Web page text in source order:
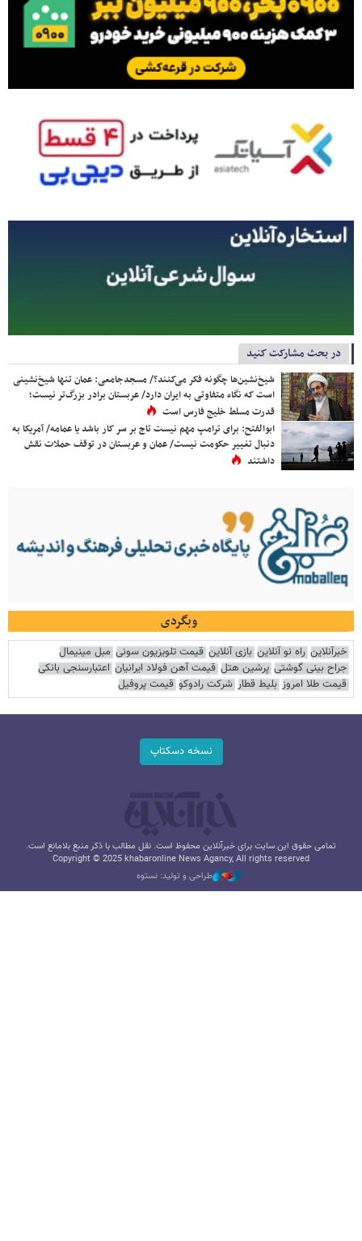
در بحث مشارکت کنید
شیخ‌نشین‌ها چگونه فکر می‌کنند؟/ مسجدجامعی: عمان تنها شیخ‌نشینی
است که نگاه متفاوتی به ایران دارد/ عربستان برادر بزرگ‌تر نیست؛
قدرت مسلط خلیج فارس است
ابوالفتح: برای ترامپ مهم نیست تاج بر سر کار باشد یا عمامه/ آمریکا به
دنبال تغییر حکومت نیست/ عمان و عربستان در توقف حملات نقش
داشتند
وبگردی
خبرآنلاین راه نو آنلاین بازی آنلاین قیمت تلویزیون سونی مبل مینیمال
جراح بینی گوشتی پرشین هتل قیمت آهن فولاد ایرانیان اعتبارسنجی بانکی
قیمت طلا امروز بلیط قطار شرکت رادوکو قیمت پروفیل
نسخه دسکتاپ
تمامی حقوق این سایت برای خبرآنلاین محفوظ است. نقل مطالب با ذکر منبع بلامانع است.
Copyright © 2025 khabaronline News Agancy, All rights reserved
طراحی و تولید: نستوه